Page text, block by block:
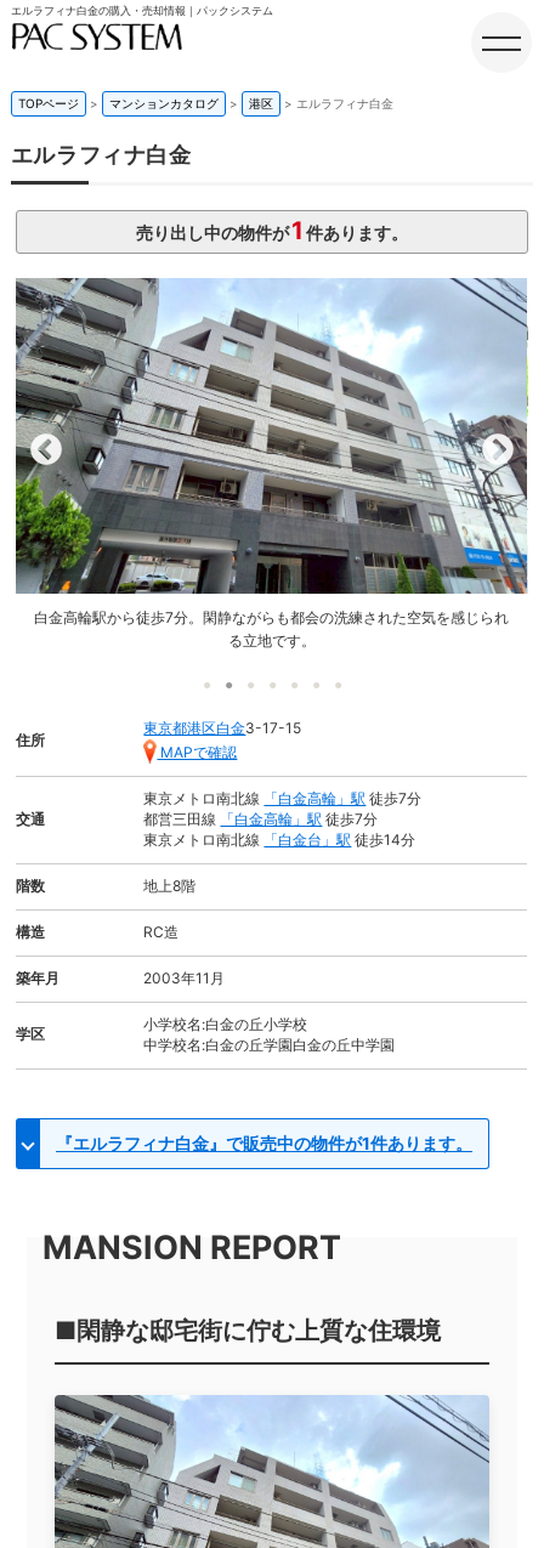
エルラフィナ白金の購入・売却情報｜パックシステム
TOPページ マンションカタログ 港区 エルラフィナ白金
エルラフィナ白金
売り出し中の物件が1 件あります。
便利な宅配ボックス完備。大きめの荷物にも対応可能です。
住所
東京都港区白金3-17-15
MAPで確認
交通
東京メトロ南北線 「白金高輪」駅 徒歩7分
都営三田線
「白金高輪」駅 徒歩7分
東京メトロ南北線
「白金台」駅 徒歩14分
階数 地上8階
構造 RC造
築年月 2003年11月
学区
小学校名:白金の丘小学校
中学校名:白金の丘学園白金の丘中学園
『エルラフィナ白金』で販売中の物件が1件あります。
■閑静な邸宅街に佇む上質な住環境